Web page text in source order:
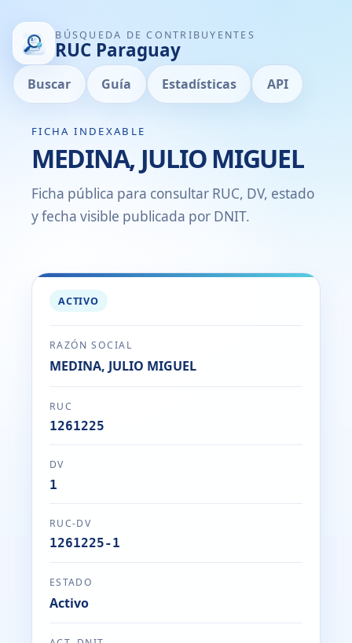
BÚSQUEDA DE CONTRIBUYENTES
RUC Paraguay
Buscar Guía Estadísticas API
FICHA INDEXABLE
MEDINA, JULIO MIGUEL
Ficha pública para consultar RUC, DV, estado
y fecha visible publicada por DNIT.
ACTIVO
RAZÓN SOCIAL
MEDINA, JULIO MIGUEL
RUC
1261225
DV
1
RUC-DV
1261225-1
ESTADO
Activo